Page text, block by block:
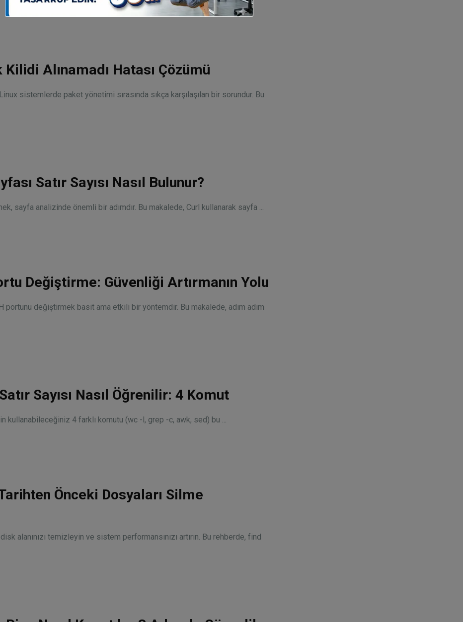
Alınamadı Hatası Çözümü
sistemlerde paket yönetimi sırasında sıkça karşılaşılan bir sorundur. Bu
Satır Sayısı Nasıl Bulunur?
sayfa analizinde önemli bir adımdır. Bu makalede, Curl kullanarak sayfa ...
Değiştirme: Güvenliği Artırmanın Yolu
portunu değiştirmek basit ama etkili bir yöntemdir. Bu makalede, adım adım
Sayısı Nasıl Öğrenilir: 4 Komut
kullanabileceğiniz 4 farklı komutu (wc -l, grep -c, awk, sed) bu ...
Önceki Dosyaları Silme
alanınızı temizleyin ve sistem performansınızı artırın. Bu rehberde, find